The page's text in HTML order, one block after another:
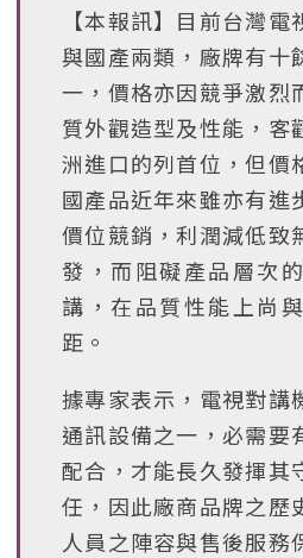
【本報訊】目前台灣
與國產兩類，廠牌有十
一，價格亦因競爭激烈
質外觀造型及性能，客
洲進口的列首位，但價
國產品近年來雖亦有進
價位競銷，利潤減低致
發，而阻礙產品層次
講，在品質性能上尚
距。
據專家表示，電視對講
通訊設備之一，必需要
配合，才能長久發揮其
任，因此廠商品牌之歷
人員之陣容與售後服務